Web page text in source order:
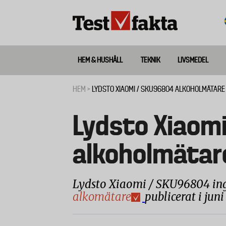
Huvudmeny
ny
HEM & HUSHÅLL TEKNIK LIVSMEDEL
HEM LYDSTO XIAOMI / SKU96804 ALKOHOLMÄTARE
Lydsto
Lydsto Xiaomi / SKU96804
alkomätare
publicerat i juni